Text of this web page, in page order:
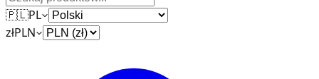
🇵🇱PL
złPLN